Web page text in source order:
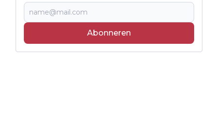
Abonneren